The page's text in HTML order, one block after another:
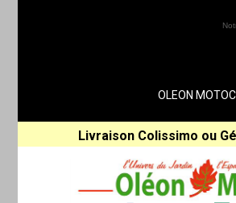
OLEON
Livraison Colissimo ou